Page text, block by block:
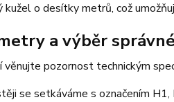
o desítky metrů, což
a výběr
pozornost technickým
se setkáváme s označením